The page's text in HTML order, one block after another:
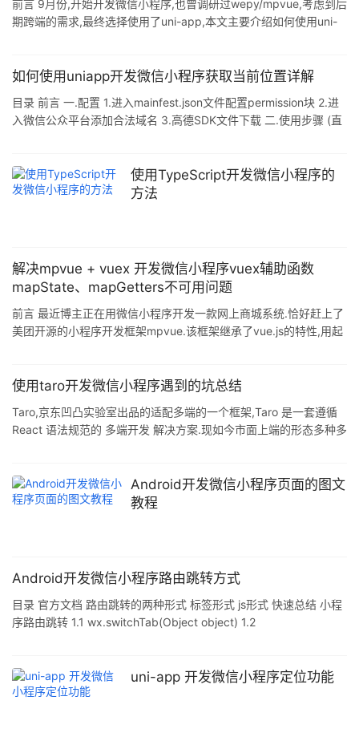
<buttonopen-typ
前言 9月份,开始开发微信小程序,也曾调研过wepy/mpvue,考虑到后
期跨端的需求,最终选择使用了uni-app,本文主要介绍如何使用uni-
uni-app是一个使用Vue.js 开发所有前端应用的框架,开发者编写一
度/头条/QQ/钉钉)等多个平台. 即使不
如何使用uniapp开发微信小程序获取当前位置详解
目录 前言 一.配置 1.进入mainfest.json文件配置permission块 2.进
入微信公众平台添加合法域名 3.高德SDK文件下载 二.使用步骤 (直
调用改组件 总结 前言 使用uniapp开发微信小程序时,多多少少会遇
到获取当前位置的详细信息(比如:xxx省xxx市),uniapp提供了一个
使用TypeScript开发微信小程序的
方法
解决mpvue + vuex 开发微信小程序vuex辅助函数
mapState、mapGetters不可用问题
前言 最近博主正在用微信小程序开发一款网上商城系统.恰好赶上了
美团开源的小程序开发框架mpvue.该框架继承了vue.js的特性,用起
就不能用呢.苦恼之际打开D盘,一番愉悦之后,终于想通啦- 问题分析
mapState.mapGetters.mapMutations.mapActi
使用taro开发微信小程序遇到的坑总结
Taro,京东凹凸实验室出品的适配多端的一个框架,Taro 是一套遵循
React 语法规范的 多端开发 解决方案.现如今市面上端的形态多种多
的成本显然非常高,这时候只编写一套代码就能够适配到多端的能力
就显得极为需要. 一.taro开发搭建 1.taro很方便就在于其环境搭建很
Android开发微信小程序页面的图文
教程
Android开发微信小程序路由跳转方式
目录 官方文档 路由跳转的两种形式 标签形式 js形式 快速总结 小程
序路由跳转 1.1 wx.switchTab(Object object) 1.2
wx.navigateTo的区别 1.6 wx.navigateBack(Object object) 官方
文档 https
uni-app 开发微信小程序定位功能